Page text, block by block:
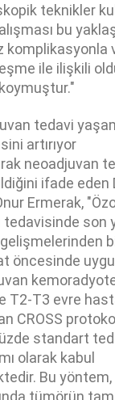
teknikler
bu
komplikasyonla
ile ilişkili
tedavi
artırıyor
neoadjuvan
ifade eden
Ermerak,
son
öncesinde
T2-T3 evre
CROSS
standart
olarak kabul
Bu
tümörün